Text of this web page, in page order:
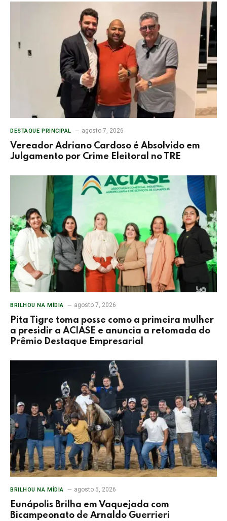
DESTAQUE PRINCIPAL agosto 7, 2026
Vereador Adriano Cardoso é Absolvido em
Julgamento por Crime Eleitoral no TRE
BRILHOU NA MÍDIA agosto 7, 2026
Pita Tigre toma posse como a primeira mulher
a presidir a ACIASE e anuncia a retomada do
Prêmio Destaque Empresarial
BRILHOU NA MÍDIA agosto 5, 2026
Eunápolis Brilha em Vaquejada com
Bicampeonato de Arnaldo Guerrieri